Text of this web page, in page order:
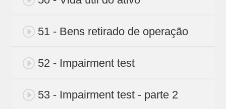
51 - Bens retirado de operação
52 - Impairment test
53 - Impairment test - parte 2